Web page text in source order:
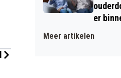
er
Meer artikelen